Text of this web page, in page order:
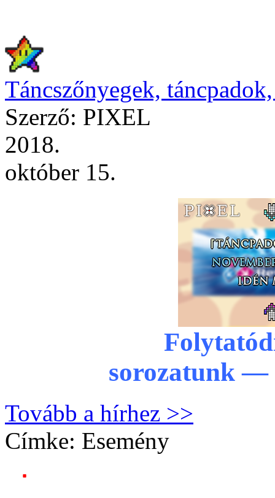
Táncszőnyegek,
Szerző: PIXEL
2018.
október 15.
sorozatunk —
Tovább a hírhez >>
Címke: Esemény